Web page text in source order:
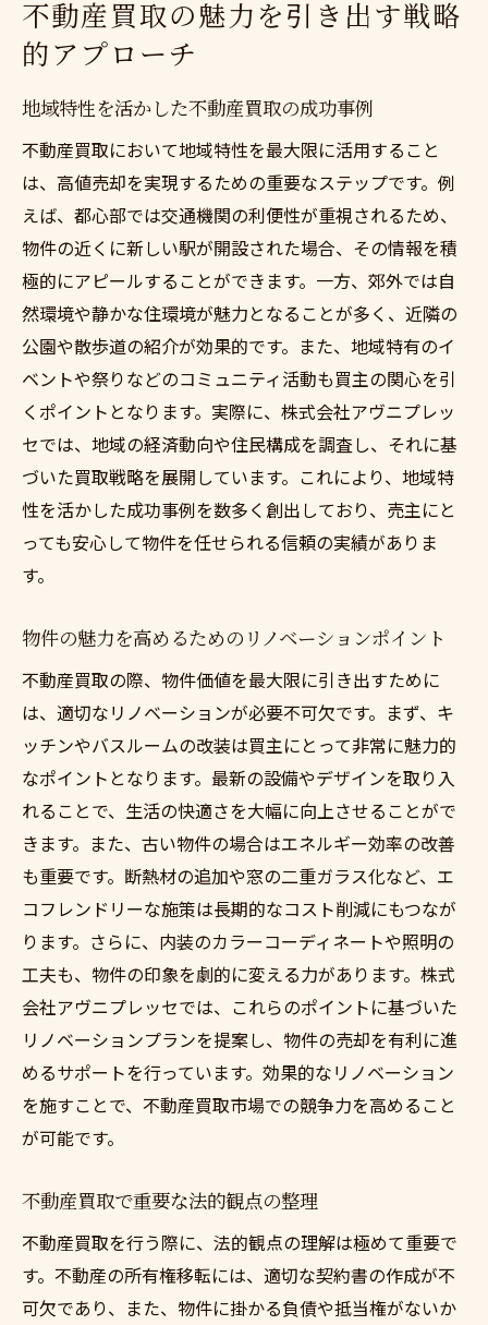
価格交渉を有利に進めるための準備
競争力を持つ不動産査定の方法
市場動向を見極める不動産買取のタイミング
不動産市況の変化を読み取るための指標
季節別市場動向と買取戦略の関係性
経済指標から見る適切な買取時期の判断
地域別不動産市場のトレンド分析
人口動態が不動産市場に与える影響
買取時期を逃さないための情報収集方法
不動産買取で失敗しないための計画立案
買取プロセスの流れと注意点
リスク管理を徹底した計画の立て方
不動産価値を高めるための長期的視点
売却目的に応じた買取計画のカスタマイズ
専門家のアドバイスを活用したリスク回避
高く売るための不動産買取テクニックとノウハ
ウ
買い手が求める価値を引き出す方法
魅力的な物件写真と効果的なPR戦略
市場価格を超えるための付加価値提案
買い手心理を理解した交渉術
買取後の再販を見据えた価格設定
プロの知識を活かした査定精度の向上
不動産買取成功のカギは専門家の知識にあり
信頼できる専門家を選ぶポイント
不動産買取の専門知識がもたらすメリット
専門家ネットワークの活用法
法律と税務に強い専門家の重要性
不動産市況のプロとしての見解
アヴニプレッセの不動産買取サービスで安心取
引
アヴニプレッセの特徴とその強み
迅速で透明性のある取引プロセス
不動産買取の魅力を引き出す戦略
的アプローチ
地域特性を活かした不動産買取の成功事例
不動産買取において地域特性を最大限に活用すること
は、高値売却を実現するための重要なステップです。例
えば、都心部では交通機関の利便性が重視されるため、
物件の近くに新しい駅が開設された場合、その情報を積
極的にアピールすることができます。一方、郊外では自
然環境や静かな住環境が魅力となることが多く、近隣の
公園や散歩道の紹介が効果的です。また、地域特有のイ
ベントや祭りなどのコミュニティ活動も買主の関心を引
くポイントとなります。実際に、株式会社アヴニプレッ
セでは、地域の経済動向や住民構成を調査し、それに基
づいた買取戦略を展開しています。これにより、地域特
性を活かした成功事例を数多く創出しており、売主にと
っても安心して物件を任せられる信頼の実績がありま
す。
物件の魅力を高めるためのリノベーションポイント
不動産買取の際、物件価値を最大限に引き出すために
は、適切なリノベーションが必要不可欠です。まず、キ
ッチンやバスルームの改装は買主にとって非常に魅力的
なポイントとなります。最新の設備やデザインを取り入
れることで、生活の快適さを大幅に向上させることがで
きます。また、古い物件の場合はエネルギー効率の改善
も重要です。断熱材の追加や窓の二重ガラス化など、エ
コフレンドリーな施策は長期的なコスト削減にもつなが
ります。さらに、内装のカラーコーディネートや照明の
工夫も、物件の印象を劇的に変える力があります。株式
会社アヴニプレッセでは、これらのポイントに基づいた
リノベーションプランを提案し、物件の売却を有利に進
めるサポートを行っています。効果的なリノベーション
を施すことで、不動産買取市場での競争力を高めること
が可能です。
不動産買取で重要な法的観点の整理
不動産買取を行う際に、法的観点の理解は極めて重要で
す。不動産の所有権移転には、適切な契約書の作成が不
可欠であり、また、物件に掛かる負債や抵当権がないか